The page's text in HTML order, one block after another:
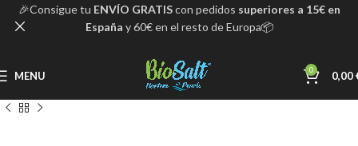
MENU 0 0,00
🎉Consigue tu ENVÍO GRATIScon pedidos superiores a 15€ en
España y 60€ en el resto de Europa📦